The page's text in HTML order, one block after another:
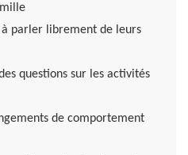
à parler librement de leurs
questions sur les activités
de comportement